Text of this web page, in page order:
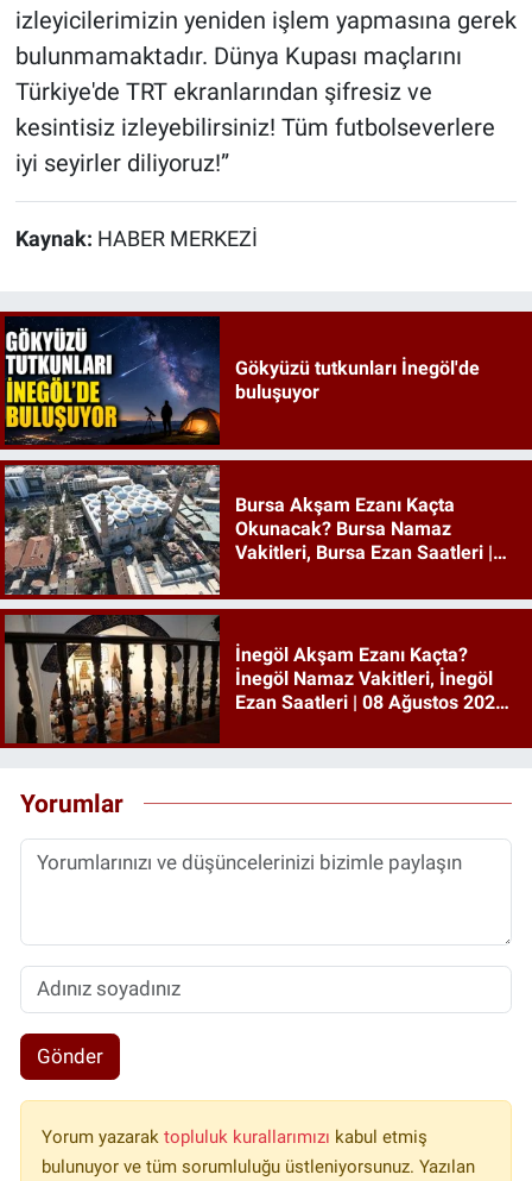
izleyicilerimizin yeniden işlem yapmasına gerek
bulunmamaktadır. Dünya Kupası maçlarını
Türkiye'de TRT ekranlarından şifresiz ve
kesintisiz izleyebilirsiniz! Tüm futbolseverlere
iyi seyirler diliyoruz!”
Kaynak: HABER MERKEZİ
Gökyüzü tutkunları İnegöl'de
buluşuyor
Bursa Akşam Ezanı Kaçta
Okunacak? Bursa Namaz
Vakitleri, Bursa Ezan Saatleri |
İnegöl Akşam Ezanı Kaçta?
İnegöl Namaz Vakitleri, İnegöl
Ezan Saatleri | 08 Ağustos 2026
Yorumlar
Gönder
Yorum yazarak topluluk kurallarımızı kabul etmiş
bulunuyor ve tüm sorumluluğu üstleniyorsunuz. Yazılan